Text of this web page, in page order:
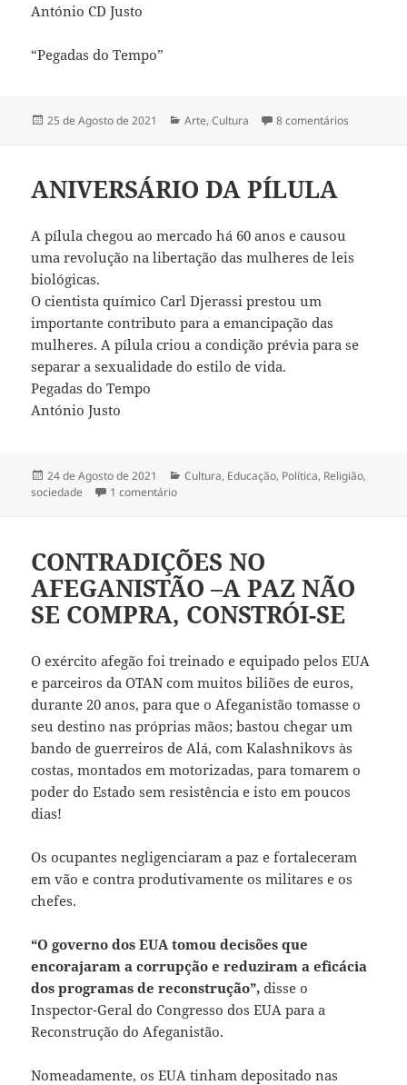
António CD Justo
“Pegadas do Tempo”
Publicado
25 de Agosto de 2021 Categorias
Arte,Cultura 8 comentários
ANIVERSÁRIO DA PÍLULA
A pílula chegou ao mercado há 60 anos e causou
uma revolução na libertação das mulheres de leis
biológicas.
O cientista químico Carl Djerassi prestou um
importante contributo para a emancipação das
mulheres. A pílula criou a condição prévia para se
separar a sexualidade do estilo de vida.
Pegadas do Tempo
António Justo
Publicado
a
24 de Agosto de 2021 Categorias
Cultura, Educação, Política, Religião,
sociedade
1 comentário
CONTRADIÇÕES NO
AFEGANISTÃO –A PAZ NÃO
SE COMPRA, CONSTRÓI-SE
O exército afegão foi treinado e equipado pelos EUA
e parceiros da OTAN com muitos biliões de euros,
durante 20 anos, para que o Afeganistão tomasse o
seu destino nas próprias mãos; bastou chegar um
bando de guerreiros de Alá, com Kalashnikovs às
costas, montados em motorizadas, para tomarem o
poder do Estado sem resistência e isto em poucos
dias!
Os ocupantes negligenciaram a paz e fortaleceram
em vão e contra produtivamente os militares e os
chefes.
“O governo dos EUA tomou decisões que
encorajaram a corrupção e reduziram a eficácia
dos programas de reconstrução”, disse o
Inspector-Geral do Congresso dos EUA para a
Reconstrução do Afeganistão.
Nomeadamente, os EUA tinham depositado nas